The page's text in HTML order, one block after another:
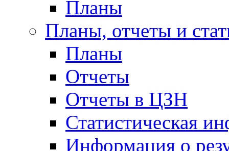
Планы
Планы, отчеты и
Планы
Отчеты
Отчеты в ЦЗН
Статистическая
Информация о